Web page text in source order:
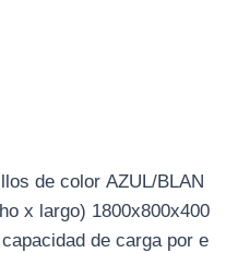
de color AZUL/BLAN
x largo) 1800x800x400
de carga por e